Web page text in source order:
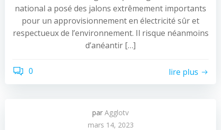
national a posé des jalons extrêmement importants
pour un approvisionnement en électricité sûr et
respectueux de l’environnement. Il risque néanmoins
d’anéantir […]
0 lire plus
par Agglotv
mars 14, 2023